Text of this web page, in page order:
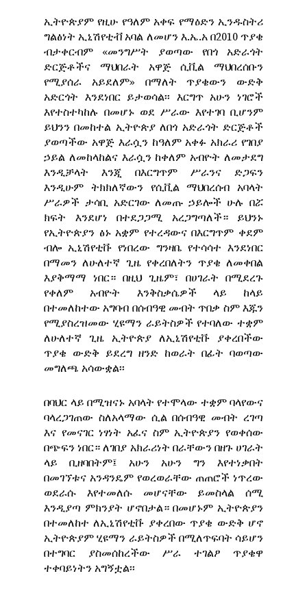
ኢትዮጵያም የዚሁ የዓለም አቀፍ የማዕድን ኢንዱስትሪ
ግልፅነት ኢኒሽየቲቭ አባል ለመሆን እ.ኤ.አ በ2010 ጥያቄ
ብታቀርብም «መንግሥት ያወጣው የበጎ አድራጎት
ድርጅቶችና ማህበራት አዋጅ ሲቪል ማህበረሰቡን
የሚያሰራ አይደለም» በማለት ጥያቄውን ውድቅ
አድርጎት እንደነበር ይታወሳል፡፡ እርግጥ አሁን ነገሮች
እየተስተካከሉ በመሆኑ ወደ ሥራው እየተገባ ቢሆንም
ይህንን በመከተል ኢትዮጵያ ለበጎ አድራጎት ድርጅቶች
ያወጣችው አዋጅ እራሷን ከዓለም አቀፉ አክራሪ የገበያ
ኃይል ለመከላከልና እራሷን ከቀለም አብዮት ለመታደግ
እንዲቻላት እንጂ በእርግጥም ሥራንና ድጋፍን
እንዲሁም ትክክለኛውን የሲቪል ማህበረሰብ አባላት
ሥራዎች ታሳቢ አድርገው ለመጡ ኃይሎች ሁሉ በሯ
ክፍት እንደሆነ በተደጋጋሚ አረጋግጣለች። ይህንኑ
የኢትዮጵያን ፅኑ አቋም የተረዳውና በእርግጥም ቀደም
ብሎ ኢኒሽየቲቩ የነበረው ግንዛቤ የተሳሳተ እንደነበር
በማመን ለሁለተኛ ጊዜ የቀረበለትን ጥያቄ ለመቀበል
እያቅማማ ነበር። በዚህ ጊዜም፣ በሀገራት በሚደረጉ
የቀለም አብዮት እንቅስቃሴዎች ላይ ከላይ
በተመለከተው አግባብ በሰብዓዊ መብት ጥበቃ ስም እጁን
የሚያስረዝመው ሂዩማን ራይትስዎች የተባለው ተቋም
ለሁለተኛ ጊዜ ኢትዮጵያ ለኢኒሽየቲቩ ያቀረበችው
ጥያቄ ውድቅ ይደረግ ዘንድ ከወራት በፊት ባወጣው
መግለጫ አሳውቋል፡፡
በባህር ላይ በሚዝናኑ አባላት የተሞላው ተቋም ባላየውና
ባላረጋገጠው ስለአላማው ሲል በሰብዓዊ መብት ረገጣ
እና የመናገር ነፃነት አፈና ስም ኢትዮጵያን የወቀሰው
በጭፍን ነበር። ለገበያ አክራሪነት በራቸውን በዘጉ ሀገራት
ላይ ቢዘባበትም፤ አሁን አሁን ግን እየተነቃበት
በመገኘቱና አንዳንዴም የወረወራቸው ጠጠሮች ነጥረው
ወደራሱ እየተመለሱ መሆናቸው ይመስላል ሰሚ
እንዲያጣ ምክንያት ሆኖበታል። በመሆኑም ኢትዮጵያን
በተመለከተ ለኢኒሽየቲቩ ያቀረበው ጥያቄ ውድቅ ሆኖ
ኢትዮጵያም ሂዩማን ራይትስዎች በሚለጥፍባት ሳይሆን
በተግባር ያስመሰከረችው ሥራ ተገልፆ ጥያቄዋ
ተቀባይነትን አግኝቷል፡፡